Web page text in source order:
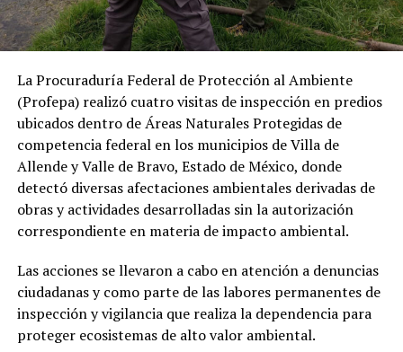
La Procuraduría Federal de Protección al Ambiente
(Profepa) realizó cuatro visitas de inspección en predios
ubicados dentro de Áreas Naturales Protegidas de
competencia federal en los municipios de Villa de
Allende y Valle de Bravo, Estado de México, donde
detectó diversas afectaciones ambientales derivadas de
obras y actividades desarrolladas sin la autorización
correspondiente en materia de impacto ambiental.
Las acciones se llevaron a cabo en atención a denuncias
ciudadanas y como parte de las labores permanentes de
inspección y vigilancia que realiza la dependencia para
proteger ecosistemas de alto valor ambiental.